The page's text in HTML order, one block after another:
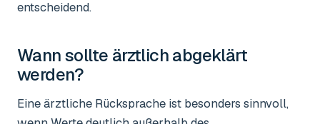
entscheidend.
Wann sollte ärztlich abgeklärt
werden?
Eine ärztliche Rücksprache ist besonders sinnvoll,